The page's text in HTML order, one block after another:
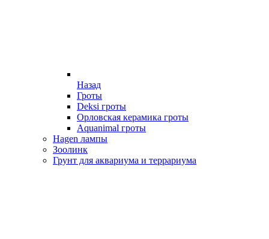
Назад
Гроты
Deksi гроты
Орловская керамика гроты
Aquanimal гроты
Hagen лампы
Зоолинк
Грунт для аквариума и террариума